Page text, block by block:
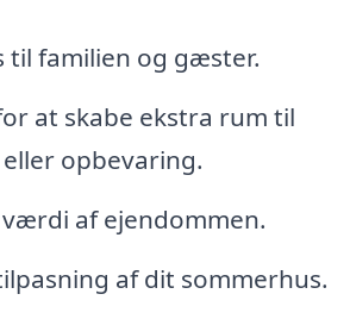
til familien og gæster.
at skabe ekstra rum til
opbevaring.
af ejendommen.
af dit sommerhus.